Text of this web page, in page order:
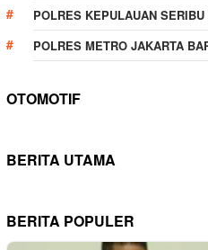
POLRES KEPULAUAN SERIBU
POLRES METRO JAKARTA
OTOMOTIF
BERITA UTAMA
BERITA POPULER